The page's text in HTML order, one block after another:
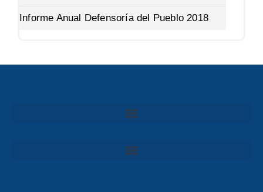
Informe Anual Defensoría del Pueblo 2018